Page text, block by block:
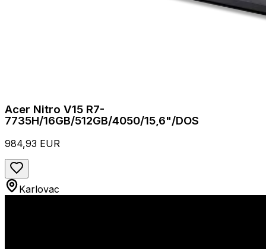
Acer Nitro V15 R7-
7735H/16GB/512GB/4050/15,6"/DOS
984,93 EUR
Karlovac